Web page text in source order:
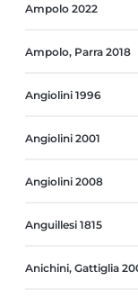
Ampolo 2022
Ampolo, Parra 2018
Angiolini 1996
Angiolini 2001
Angiolini 2008
Anguillesi 1815
Anichini, Gattiglia